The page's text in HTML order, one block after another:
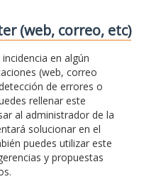
(web, correo, etc)
en algún
(web, correo
de errores o
rellenar este
al administrador de la
solucionar en el
puedes utilizar este
y propuestas